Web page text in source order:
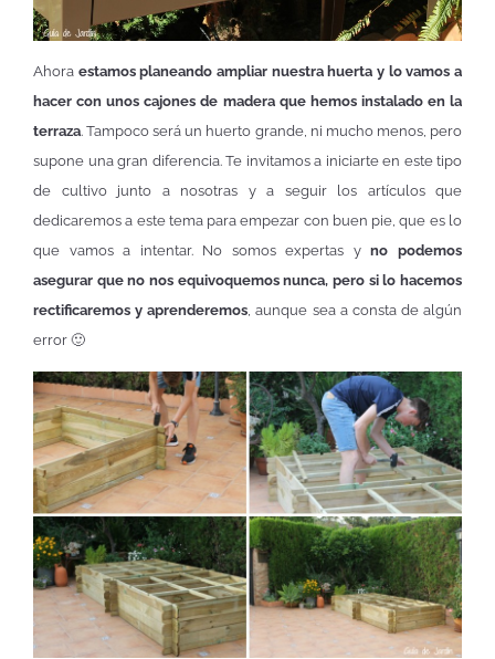
Ahora estamos planeando ampliar nuestra huerta y lo vamos a
hacer con unos cajones de madera que hemos instalado en la
terraza. Tampoco será un huerto grande, ni mucho menos, pero
supone una gran diferencia. Te invitamos a iniciarte en este tipo
de cultivo junto a nosotras y a seguir los artículos que
dedicaremos a este tema para empezar con buen pie, que es lo
que vamos a intentar. No somos expertas yno podemos
asegurar que no nos equivoquemos nunca, pero si lo hacemos
rectificaremos y aprenderemos, aunque sea a consta de algún
error 🙂